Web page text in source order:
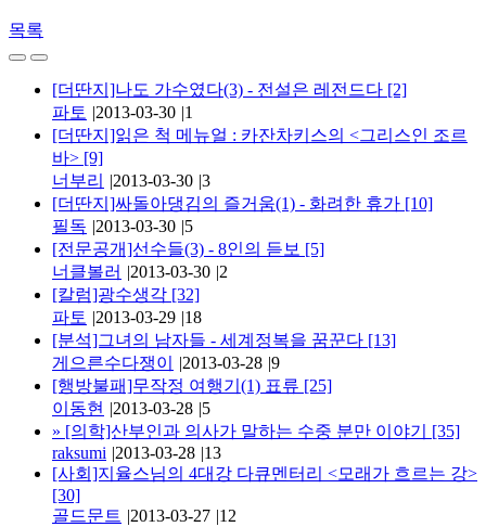
목록
[더딴지]나도 가수였다(3) - 전설은 레전드다 [2]
파토 |2013-03-30 |1
[더딴지]읽은 척 메뉴얼 : 카잔차키스의 <그리스인 조르
바> [9]
너부리
|2013-03-30 |3
[더딴지]싸돌아댕김의 즐거움(1) - 화려한 휴가 [10]
필독 |2013-03-30 |5
[전문공개]선수들(3) - 8인의 듣보 [5]
너클볼러 |2013-03-30 |2
[칼럼]광수생각 [32]
파토 |2013-03-29 |18
[분석]그녀의 남자들 - 세계정복을 꿈꾼다 [13]
게으른수다쟁이
|2013-03-28 |9
[행방불패]무작정 여행기(1) 표류 [25]
이동현 |2013-03-28 |5
» [의학]산부인과 의사가 말하는 수중 분만 이야기 [35]
raksumi |2013-03-28 |13
[사회]지율스님의 4대강 다큐멘터리 <모래가 흐르는 강>
[30]
골드문트 |2013-03-27 |12